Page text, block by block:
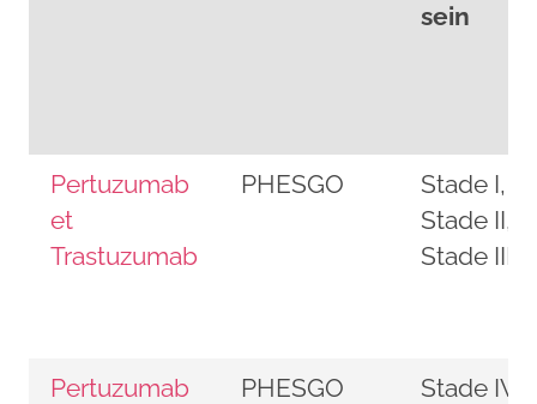
sein
Pertuzumab
et
Trastuzumab
PHESGO
Stade I,
Stade II,
Stade III
Pertuzumab
PHESGO
Stade IV